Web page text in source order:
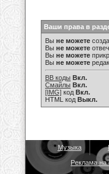
Ваши права в
Вы не можете
Вы не можете
Вы не можете
Вы не можете
BB коды Вкл.
Смайлы Вкл.
[IMG] код Вкл.
HTML код Выкл.
Музыка
Реклама на